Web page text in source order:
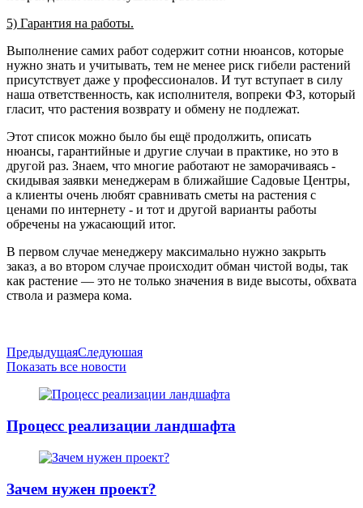
5) Гарантия на работы.
Выполнение самих работ содержит сотни нюансов, которые
нужно знать и учитывать, тем не менее риск гибели растений
присутствует даже у профессионалов. И тут вступает в силу
наша ответственность, как исполнителя, вопреки ФЗ, который
гласит, что растения возврату и обмену не подлежат.
Этот список можно было бы ещё продолжить, описать
нюансы, гарантийные и другие случаи в практике, но это в
другой раз. Знаем, что многие работают не заморачиваясь -
скидывая заявки менеджерам в ближайшие Садовые Центры,
а клиенты очень любят сравнивать сметы на растения с
ценами по интернету - и тот и другой варианты работы
обречены на ужасающий итог.
В первом случае менеджеру максимально нужно закрыть
заказ, а во втором случае происходит обман чистой воды, так
как растение — это не только значения в виде высоты, обхвата
ствола и размера кома.
ПредыдущаяСледуюшая
Показать все новости
Процесс реализации ландшафта
Зачем нужен проект?